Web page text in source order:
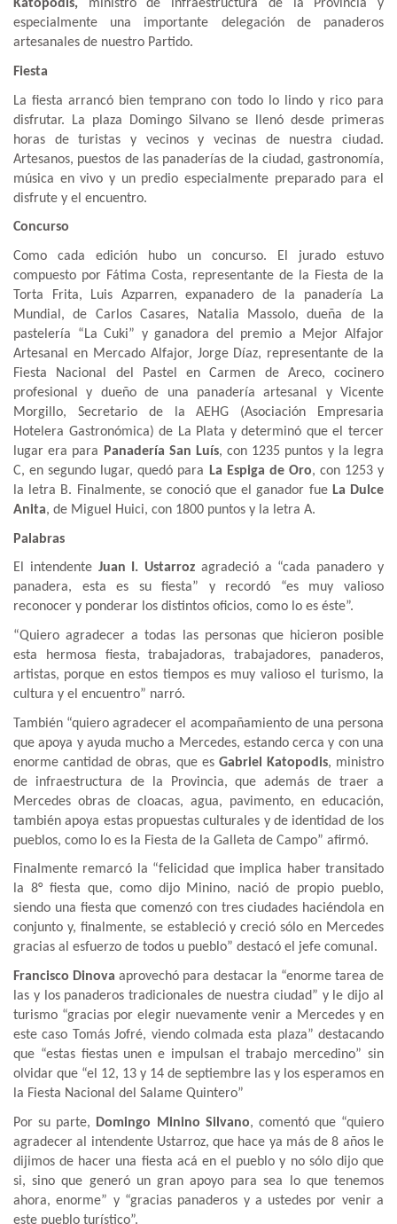
Katopodis, ministro de infraestructura de la Provincia y
especialmente una importante delegación de panaderos
artesanales de nuestro Partido.
Fiesta
La fiesta arrancó bien temprano con todo lo lindo y rico para
disfrutar. La plaza Domingo Silvano se llenó desde primeras
horas de turistas y vecinos y vecinas de nuestra ciudad.
Artesanos, puestos de las panaderías de la ciudad, gastronomía,
música en vivo y un predio especialmente preparado para el
disfrute y el encuentro.
Concurso
Como cada edición hubo un concurso. El jurado estuvo
compuesto por Fátima Costa, representante de la Fiesta de la
Torta Frita, Luis Azparren, expanadero de la panadería La
Mundial, de Carlos Casares, Natalia Massolo, dueña de la
pastelería “La Cuki” y ganadora del premio a Mejor Alfajor
Artesanal en Mercado Alfajor, Jorge Díaz, representante de la
Fiesta Nacional del Pastel en Carmen de Areco, cocinero
profesional y dueño de una panadería artesanal y Vicente
Morgillo, Secretario de la AEHG (Asociación Empresaria
Hotelera Gastronómica) de La Plata y determinó que el tercer
lugar era para
Panadería San Luís, con 1235 puntos y la legra
C, en segundo lugar, quedó para
La Espiga de Oro, con 1253 y
la letra B. Finalmente, se conoció que el ganador fue La Dulce
Anita, de Miguel Huici, con 1800 puntos y la letra A.
Palabras
El intendente Juan I. Ustarroz agradeció a “cada panadero y
panadera, esta es su fiesta” y recordó “es muy valioso
reconocer y ponderar los distintos oficios, como lo es éste”.
“Quiero agradecer a todas las personas que hicieron posible
esta hermosa fiesta, trabajadoras, trabajadores, panaderos,
artistas, porque en estos tiempos es muy valioso el turismo, la
cultura y el encuentro” narró.
También “quiero agradecer el acompañamiento de una persona
que apoya y ayuda mucho a Mercedes, estando cerca y con una
enorme cantidad de obras, que es Gabriel Katopodis, ministro
de infraestructura de la Provincia, que además de traer a
Mercedes obras de cloacas, agua, pavimento, en educación,
también apoya estas propuestas culturales y de identidad de los
pueblos, como lo es la Fiesta de la Galleta de Campo” afirmó.
Finalmente remarcó la “felicidad que implica haber transitado
la 8° fiesta que, como dijo Minino, nació de propio pueblo,
siendo una fiesta que comenzó con tres ciudades haciéndola en
conjunto y, finalmente, se estableció y creció sólo en Mercedes
gracias al esfuerzo de todos u pueblo” destacó el jefe comunal.
Francisco Dinova aprovechó para destacar la “enorme tarea de
las y los panaderos tradicionales de nuestra ciudad” y le dijo al
turismo “gracias por elegir nuevamente venir a Mercedes y en
este caso Tomás Jofré, viendo colmada esta plaza” destacando
que “estas fiestas unen e impulsan el trabajo mercedino” sin
olvidar que “el 12, 13 y 14 de septiembre las y los esperamos en
la Fiesta Nacional del Salame Quintero”
Por su parte, Domingo Minino Silvano, comentó que “quiero
agradecer al intendente Ustarroz, que hace ya más de 8 años le
dijimos de hacer una fiesta acá en el pueblo y no sólo dijo que
si, sino que generó un gran apoyo para sea lo que tenemos
ahora, enorme” y “gracias panaderos y a ustedes por venir a
este pueblo turístico”.